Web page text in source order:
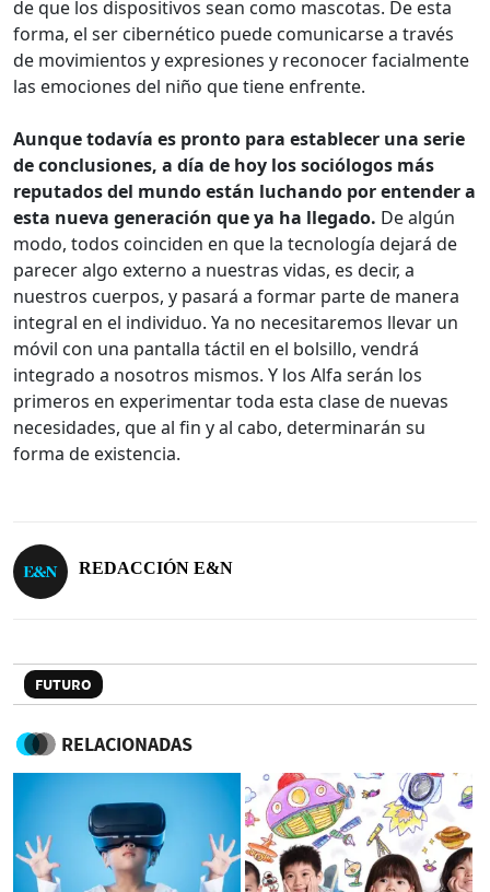
de que los dispositivos sean como mascotas. De esta
forma, el ser cibernético puede comunicarse a través
de movimientos y expresiones y reconocer facialmente
las emociones del niño que tiene enfrente.
Aunque todavía es pronto para establecer una serie
de conclusiones, a día de hoy los sociólogos más
reputados del mundo están luchando por entender a
esta nueva generación que ya ha llegado. De algún
modo, todos coinciden en que la tecnología dejará de
parecer algo externo a nuestras vidas, es decir, a
nuestros cuerpos, y pasará a formar parte de manera
integral en el individuo. Ya no necesitaremos llevar un
móvil con una pantalla táctil en el bolsillo, vendrá
integrado a nosotros mismos. Y los Alfa serán los
primeros en experimentar toda esta clase de nuevas
necesidades, que al fin y al cabo, determinarán su
forma de existencia.
REDACCIÓN E&N
FUTURO
RELACIONADAS